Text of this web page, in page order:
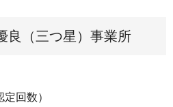
良（三つ星）事業所
回数）